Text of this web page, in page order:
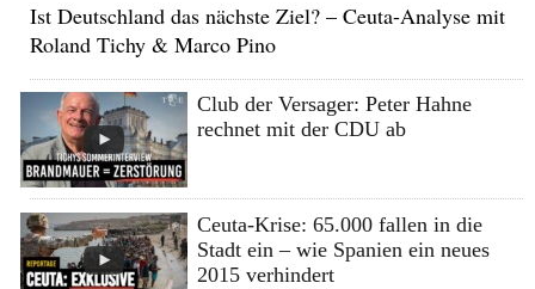
Ist Deutschland das nächste Ziel? – Ceuta-Analyse mit
Roland Tichy & Marco Pino
Club der Versager: Peter Hahne
rechnet mit der CDU ab
Ceuta-Krise: 65.000 fallen in die
Stadt ein – wie Spanien ein neues
2015 verhindert